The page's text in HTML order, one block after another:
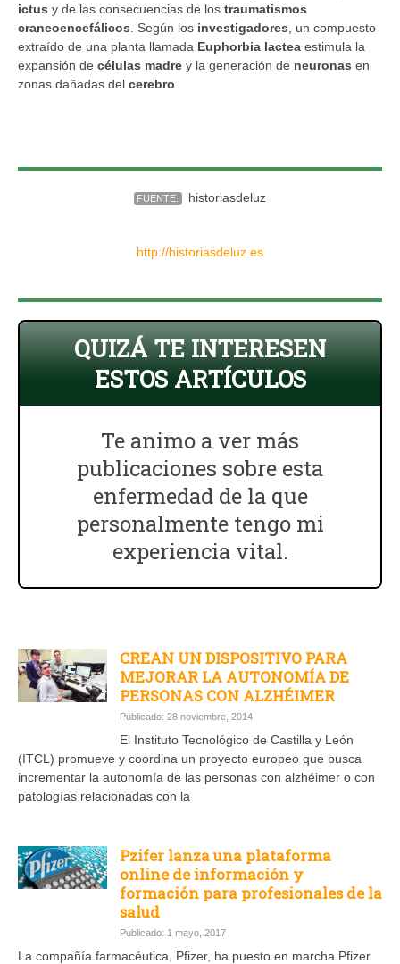
ictus y de las consecuencias de los traumatismos
craneoencefálicos . Según los investigadores , un compuesto
extraído de una planta llamada Euphorbia lactea estimula la
expansión de células madre y la generación de neuronas en
zonas dañadas del cerebro
FUENTE: historiasdeluz
http://historiasdeluz.es
QUIZÁ TE INTERESEN
ESTOS ARTÍCULOS
Te animo a ver más
publicaciones sobre esta
enfermedad de la que
personalmente tengo mi
experiencia vital.
CREAN UN DISPOSITIVO PARA
MEJORAR LA AUTONOMÍA DE
PERSONAS CON ALZHÉIMER
Publicado: 28 noviembre, 2014
El Instituto Tecnológico de Castilla y León
(ITCL) promueve y coordina un proyecto europeo que busca
incrementar la autonomía de las personas con alzhéimer o con
patologías relacionadas con la
Pzifer lanza una plataforma
online de información y
formación para profesionales de la
salud
Publicado: 1 mayo, 2017
La compañía farmacéutica, Pfizer, ha puesto en marcha Pfizer